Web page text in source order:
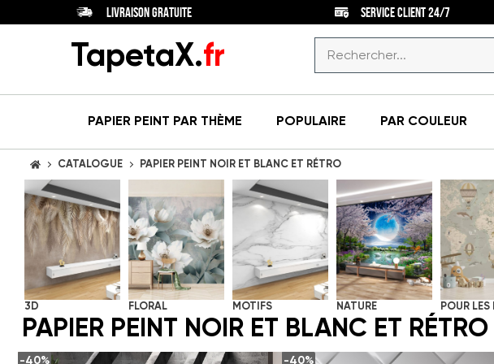
LIVRAISON GRATUITE SERVICE CLIENT 24/7
TapetaX.fr
PAPIER PEINT PAR THÈME POPULAIRE PAR COULEUR
ACCUEILCATALOGUE PAPIER PEINT NOIR ET BLANC ET RÉTRO
PIÈCE
Papiers
peints
manger
(126)
Papiers
peints
salon
(126)
COULEUR
(57)
Blanc(62)
Clair(45)
STYLE
Abstraction
Art
déco
3D FLORAL MOTIFS NATURE POUR LES
PAPIER PEINT NOIR ET BLANC ET RÉTRO
-40% -40%